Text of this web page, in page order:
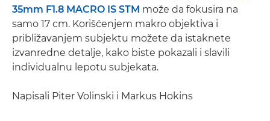
35mm F1.8 MACRO IS STM može da fokusira na
samo 17 cm. Korišćenjem makro objektiva i
približavanjem subjektu možete da istaknete
izvanredne detalje, kako biste pokazali i slavili
individualnu lepotu subjekata.
Napisali Piter Volinski i Markus Hokins